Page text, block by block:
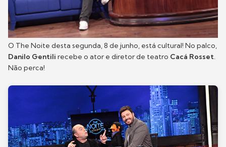
O The Noite desta segunda, 8 de junho, está cultural! No palco,
Danilo Gentili recebe o ator e diretor de teatro Cacá Rosset.
Não perca!